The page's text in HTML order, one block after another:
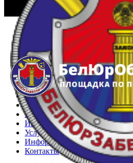
Главная
Арестованное имущество
Реестр несостоявшихся торгов
Реестр переоценок
Частное имущество
Государственное имущество
Интернет-магазин
Интернет-витрина
Услуги
Информация
Контакты